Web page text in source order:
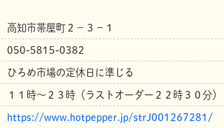
高知市帯屋町２－３－１
050-5815-0382
ひろめ市場の定休日に準じる
１１時～２３時（ラストオーダー２２時３０分）
https://www.hotpepper.jp/strJ001267281/